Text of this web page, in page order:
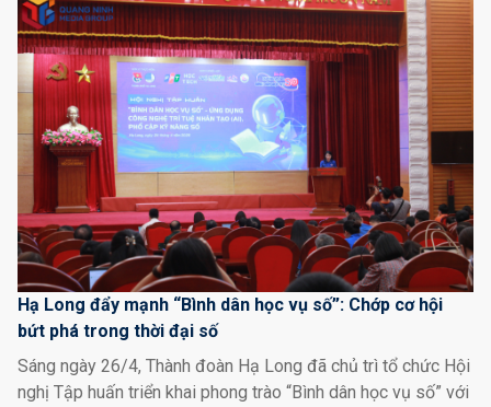
Hạ Long đẩy mạnh “Bình dân học vụ số”: Chớp cơ hội
bứt phá trong thời đại số
Sáng ngày 26/4, Thành đoàn Hạ Long đã chủ trì tổ chức Hội
nghị Tập huấn triển khai phong trào “Bình dân học vụ số” với